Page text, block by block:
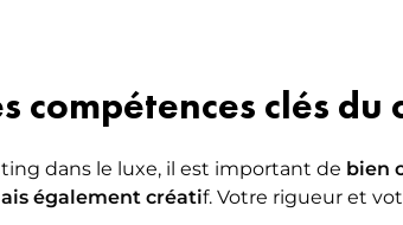
compétences clés
dans le luxe, il est important de bien
également créatif. Votre rigueur et